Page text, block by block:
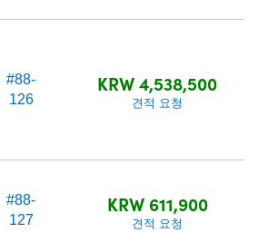
#88-
126
KRW 4,538,500
견적 요청
#88-
127
KRW 611,900
견적 요청